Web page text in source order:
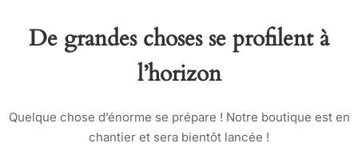
De grandes choses se profilent à
l’horizon
Quelque chose d’énorme se prépare ! Notre boutique est en
chantier et sera bientôt lancée !